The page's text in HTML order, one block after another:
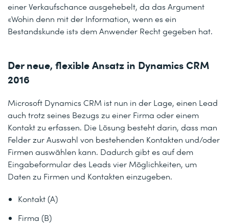
einer Verkaufschance ausgehebelt, da das Argument
«Wohin denn mit der Information, wenn es ein
Bestandskunde ist» dem Anwender Recht gegeben hat.
Der neue, flexible Ansatz in Dynamics CRM
2016
Microsoft Dynamics CRM ist nun in der Lage, einen Lead
auch trotz seines Bezugs zu einer Firma oder einem
Kontakt zu erfassen. Die Lösung besteht darin, dass man
Felder zur Auswahl von bestehenden Kontakten und/oder
Firmen auswählen kann. Dadurch gibt es auf dem
Eingabeformular des Leads vier Möglichkeiten, um
Daten zu Firmen und Kontakten einzugeben.
Kontakt (A)
Firma (B)